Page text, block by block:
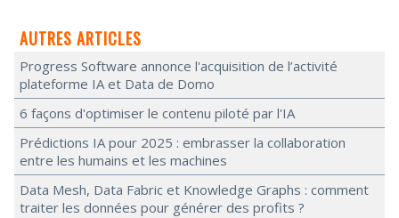
AUTRES ARTICLES
Progress Software annonce l'acquisition de l’activité
plateforme IA et Data de Domo
6 façons d'optimiser le contenu piloté par l'IA
Prédictions IA pour 2025 : embrasser la collaboration
entre les humains et les machines
Data Mesh, Data Fabric et Knowledge Graphs : comment
traiter les données pour générer des profits ?